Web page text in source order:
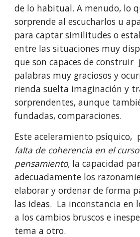
de lo habitual. A menudo, lo
sorprende al escucharlos u
para captar similitudes o
entre las situaciones muy
que son capaces de construir
palabras muy graciosos y
rienda suelta imaginación y
sorprendentes, aunque
fundadas, com­paraciones.
Este aceleramiento psíquico,
falta de coherencia en el
pensamiento, la capacidad
adecuadamente los
elaborar y ordenar de forma
las ideas.  La inconstancia en
a los cambios bruscos e
tema a otro.